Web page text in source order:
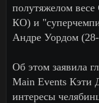
полутяжелом
КО) и
Андре Уордом
Об этом заявила
Main Events Кэти
интересы